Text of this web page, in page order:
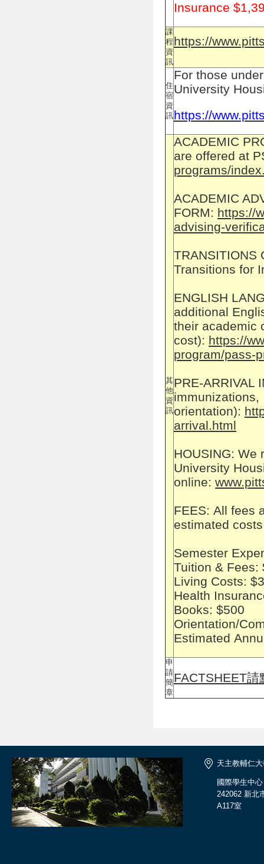
Insurance
課
程
資
訊
https://
住
宿
資
訊
For those
University
https://
其
他
資
訊
ACADEMIC
are offered at
programs/
ACADEMIC
FORM: https://
advising-
TRANSITIONS
Transitions for
ENGLISH
additional
their academic
cost): https://
program/pass-
PRE-ARRIVAL
immunizations,
orientation):
arrival.html
HOUSING: We
University
online:
FEES: All fees
estimated
Semester
Tuition & Fees:
Living Costs:
Health
Books: $500
Orientation/
Estimated
申
請
簡
章
FACTSHEET請
天主教輔仁
國際學生中心
242062 新北
A117室